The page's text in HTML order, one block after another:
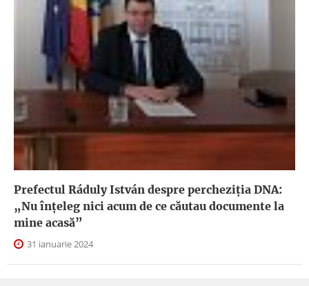
Prefectul Ráduly István despre percheziția DNA:
„Nu înțeleg nici acum de ce căutau documente la
mine acasă”
31 ianuarie 2024